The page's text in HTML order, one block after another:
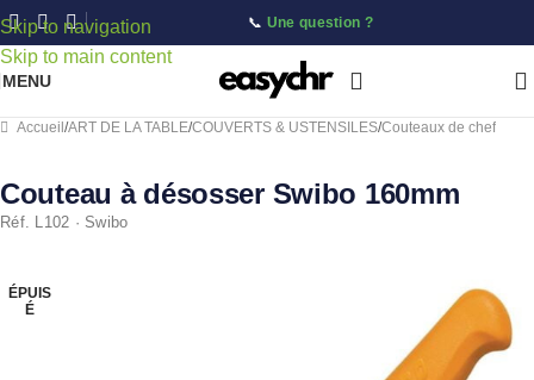
Skip to navigation
Skip to main content
📞 Une question ?
MENU
Accueil /ART DE LA TABLE/COUVERTS & USTENSILES/Couteaux de chef
Couteau à désosser Swibo 160mm
Réf. L102 · Swibo
ÉPUIS
É